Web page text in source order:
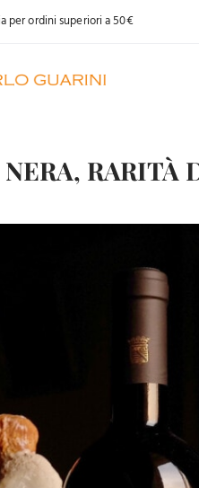
per ordini superiori a 50€
RARITÀ